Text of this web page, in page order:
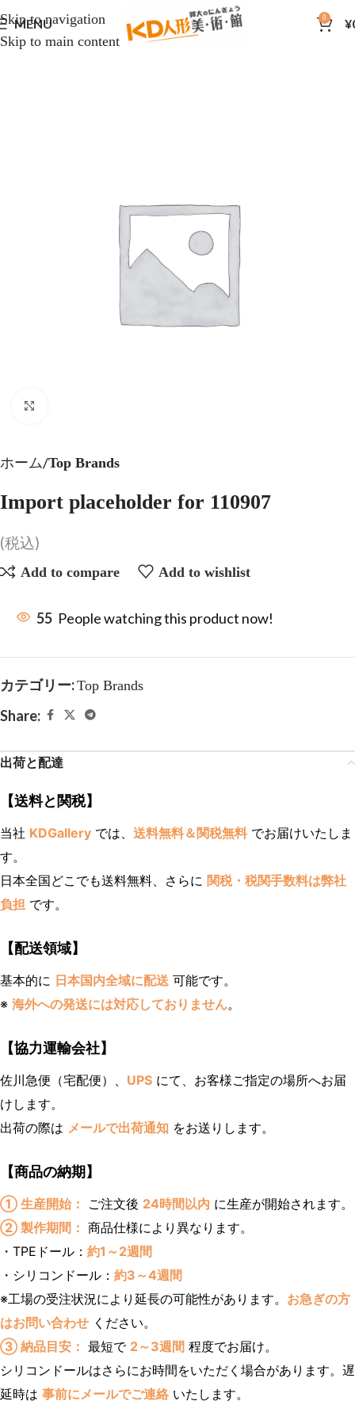
Skip to navigation
Skip to main content
MENU 0 ¥
ホーム Top Brands
Import placeholder for 110907
(税込)
Add to compare Add to wishlist
55 People watching this product now!
カテゴリー:Top Brands
Share:
出荷と配達
【送料と関税】
当社 KDGallery では、 送料無料＆関税無料でお届けいたしま
す。
日本全国どこでも送料無料、さらに 関税・税関手数料は弊社
負担 です。
【配送領域】
基本的に 日本国内全域に配送 可能です。
※ 海外への発送には対応しておりません。
【協力運輸会社】
佐川急便（宅配便）、 UPS にて、お客様ご指定の場所へお届
けします。
出荷の際は メールで出荷通知 をお送りします。
【商品の納期】
① 生産開始： ご注文後 24時間以内 に生産が開始されます。
② 製作期間： 商品仕様により異なります。
・TPEドール： 約1～2週間
・シリコンドール： 約3～4週間
※工場の受注状況により延長の可能性があります。 お急ぎの方
はお問い合わせ ください。
③ 納品目安： 最短で 2～3週間 程度でお届け。
シリコンドールはさらにお時間をいただく場合があります。遅
延時は 事前にメールでご連絡 いたします。